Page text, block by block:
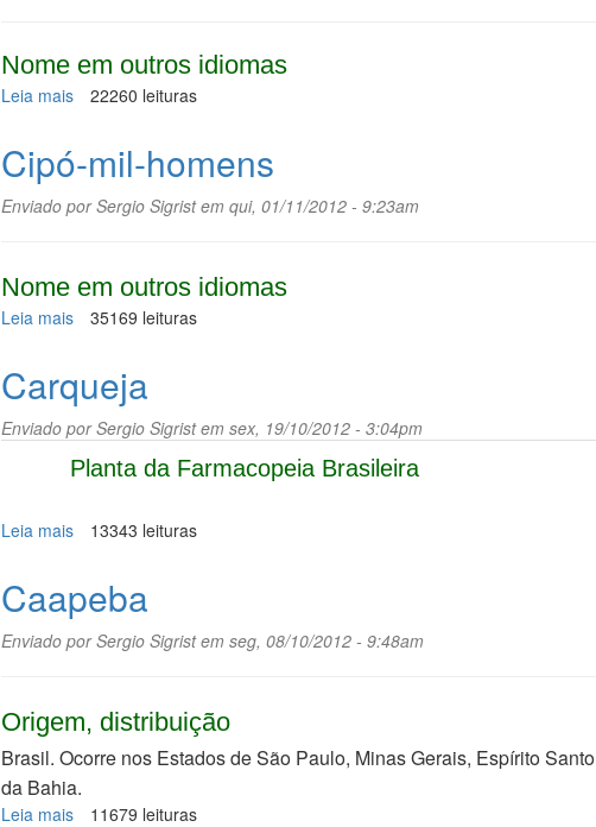
Nome em outros idiomas
Leia maissobre
22260 leituras
Cipó-mil-homens
Enviado porSergio Sigristem qui, 01/11/2012 - 9:23am
Nome em outros idiomas
Leia maissobre
homens
35169 leituras
Carqueja
Enviado porSergio Sigristem sex, 19/10/2012 - 3:04pm
Planta da Farmacopeia Brasileira
Leia maissobre
13343 leituras
Caapeba
Enviado porSergio Sigristem seg, 08/10/2012 - 9:48am
Origem, distribuição
Brasil. Ocorre nos Estados de São Paulo, Minas Gerais, Espírito
da Bahia.
Leia maissobre
11679 leituras